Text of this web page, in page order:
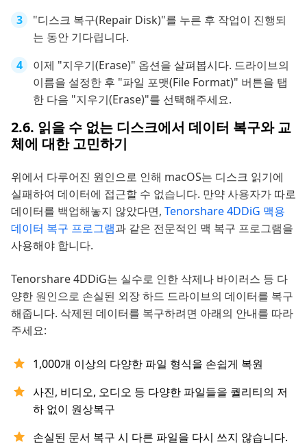
"디스크 복구(Repair Disk)"를 누른 후 작업이 진행되
는 동안 기다립니다.
이제 "지우기(Erase)" 옵션을 살펴봅시다. 드라이브의
이름을 설정한 후 "파일 포맷(File Format)" 버튼을 탭
한 다음 "지우기(Erase)"를 선택해주세요.
2.6. 읽을 수 없는 디스크에서 데이터 복구와 교
체에 대한 고민하기
위에서 다루어진 원인으로 인해 macOS는 디스크 읽기에
실패하여 데이터에 접근할 수 없습니다. 만약 사용자가 따로
데이터를 백업해놓지 않았다면, Tenorshare 4DDiG 맥용
데이터 복구 프로그램과 같은 전문적인 맥 복구 프로그램을
사용해야 합니다.
Tenorshare 4DDiG는 실수로 인한 삭제나 바이러스 등 다
양한 원인으로 손실된 외장 하드 드라이브의 데이터를 복구
해줍니다. 삭제된 데이터를 복구하려면 아래의 안내를 따라
주세요:
1,000개 이상의 다양한 파일 형식을 손쉽게 복원
사진, 비디오, 오디오 등 다양한 파일들을 퀄리티의 저
하 없이 원상복구
손실된 문서 복구 시 다른 파일을 다시 쓰지 않습니다.